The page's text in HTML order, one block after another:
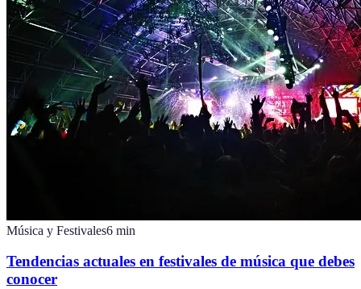
Música y Festivales6 min
Tendencias actuales en festivales de música que debes
conocer